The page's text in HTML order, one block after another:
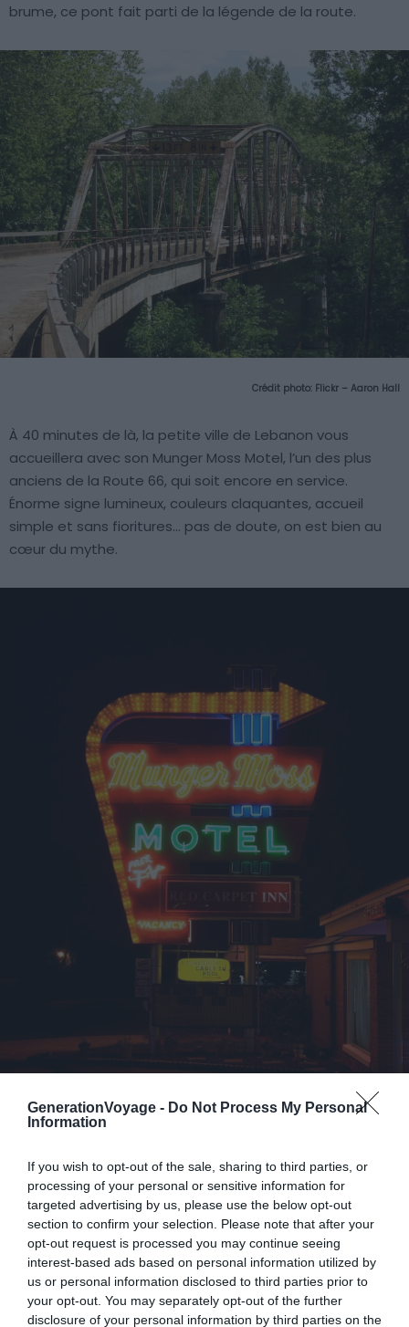
GenerationVoyage - Do Not Process My Personal
Information
If you wish to opt-out of the sale, sharing to third parties, or
processing of your personal or sensitive information for
targeted advertising by us, please use the below opt-out
section to confirm your selection. Please note that after your
opt-out request is processed you may continue seeing
interest-based ads based on personal information utilized by
us or personal information disclosed to third parties prior to
your opt-out. You may separately opt-out of the further
disclosure of your personal information by third parties on the
brume, ce pont fait parti de la légende de la route.
Crédit photo: Flickr – Aaron Hall
À 40 minutes de là, la petite ville de Lebanon vous
accueillera avec son Munger Moss Motel, l’un des plus
anciens de la Route 66, qui soit encore en service.
Énorme signe lumineux, couleurs claquantes, accueil
simple et sans fioritures… pas de doute, on est bien au
cœur du mythe.
Crédit photo: Wikimedia – Marcin Wichary
Deux bonnes heures de route plus tard, à proximité de la
ville de Joplin, un cinéma en drive-in d’époque vous